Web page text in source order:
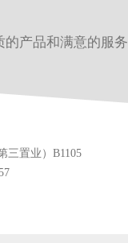
的产品和满意的服务
三置业）B1105